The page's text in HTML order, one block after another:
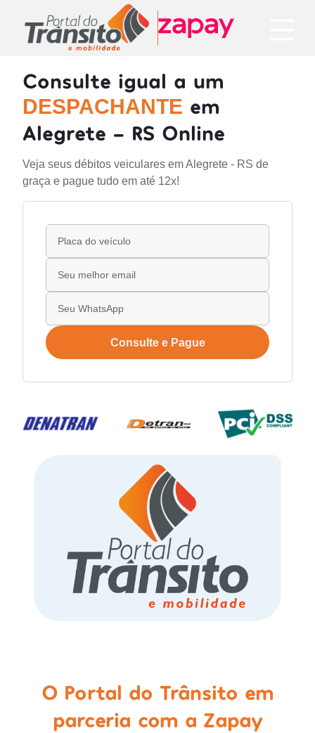
Consulte igual a um
DESPACHANTE em
Alegrete - RS Online
Veja seus débitos veiculares em Alegrete - RS de
graça e pague tudo em até 12x!
Consulte e Pague
O Portal do Trânsito em
parceria com a Zapay